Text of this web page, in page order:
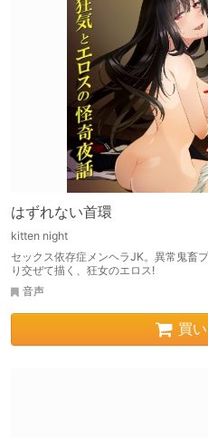
はずれない首環
kitten night
セックス依存症メンヘラJK。異常鬼畜
り交ぜて描く、狂女のエロス!
音声
買